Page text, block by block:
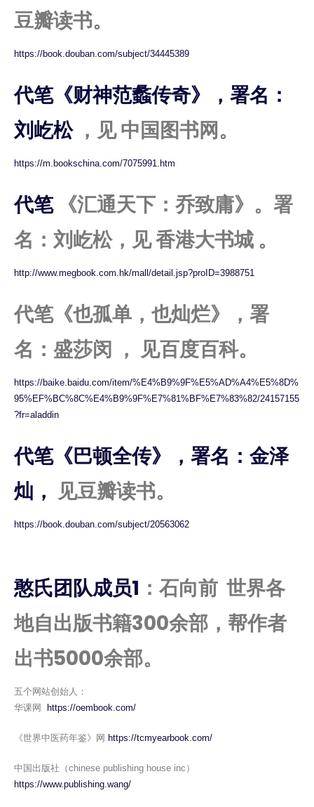
豆瓣读书。
https://book.douban.com/subject/34445389
代笔《财神范蠡传奇》，署名：
刘屹松 ，见 中国图书网。
https://m.bookschina.com/7075991.htm
代笔《汇通天下：乔致庸》。署
名：刘屹松，见 香港大书城 。
http://www.megbook.com.hk/mall/detail.jsp?proID=3988751
代笔《也孤单，也灿烂》，署
名：盛莎闵 ， 见百度百科。
https://baike.baidu.com/item/%E4%B9%9F%E5%AD%A4%E5%8D%
95%EF%BC%8C%E4%B9%9F%E7%81%BF%E7%83%82/24157155
?fr=aladdin
代笔《巴顿全传》，署名：金泽
灿， 见豆瓣读书。
https://book.douban.com/subject/20563062
憨氏团队成员1 ：石向前 世界各
地自出版书籍300余部，帮作者
出书5000余部。
五个网站创始人：
华课网
https://oembook.com/
《世界中医药年鉴》网 https://tcmyearbook.com/
中国出版社（chinese publishing house inc）
https://www.publishing.wang/